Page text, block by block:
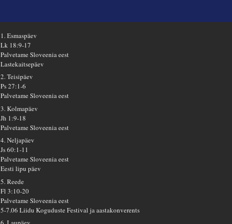
1. Esmaspäev
Lk 18:9-17
Palvetame Sloveenia eest
Lastekaitsepäev
2. Teisipäev
Ps 27:1-6
Palvetame Sloveenia eest
3. Kolmapäev
Jh 1:9-18
Palvetame Sloveenia eest
4. Neljapäev
Js 60:1-11
Palvetame Sloveenia eest
Eesti lipu päev
5. Reede
Fl 3:10-20
Palvetame Sloveenia eest
5-7.06 Liidu Koguduste Festival ja aastakonverents